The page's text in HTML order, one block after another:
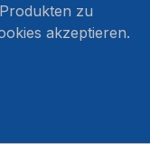
zu
akzeptieren.